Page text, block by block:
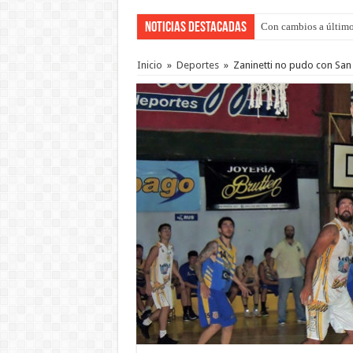
Noticias Destacadas Con cambios a
Adopción en Entre
Inicio » Deportes » Zaninetti no pudo con San